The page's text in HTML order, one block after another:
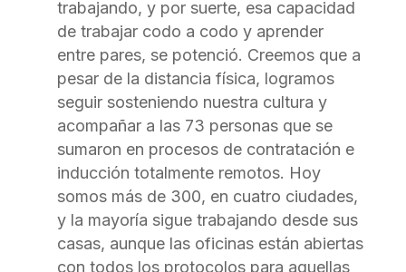
trabajando, y por suerte, esa capacidad
de trabajar codo a codo y aprender
entre pares, se potenció. Creemos que a
pesar de la distancia física, logramos
seguir sosteniendo nuestra cultura y
acompañar a las 73 personas que se
sumaron en procesos de contratación e
inducción totalmente remotos. Hoy
somos más de 300, en cuatro ciudades,
y la mayoría sigue trabajando desde sus
casas, aunque las oficinas están abiertas
con todos los protocolos para aquellas